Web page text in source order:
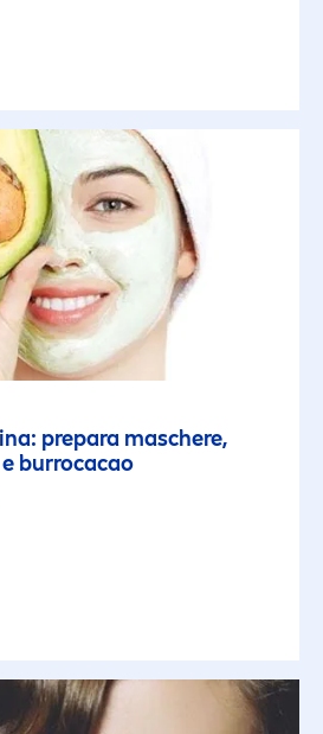
prepara maschere,
burrocacao